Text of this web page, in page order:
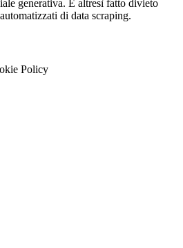
generativa. È altresì fatto divieto
di data scraping.
Policy